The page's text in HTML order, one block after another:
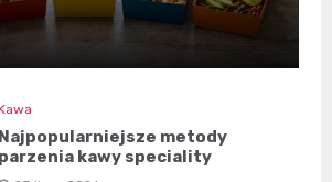
Najpopularniejsze metody
parzenia kawy speciality